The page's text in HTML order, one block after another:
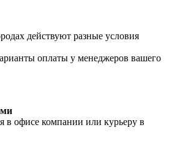
действуют разные условия
оплаты у менеджеров вашего
в офисе компании или курьеру в